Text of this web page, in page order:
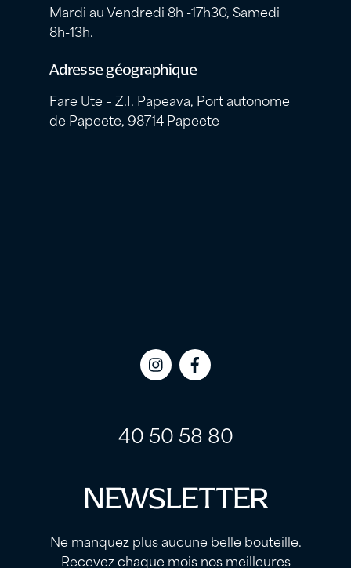
Mardi au Vendredi 8h -17h30, Samedi
8h-13h.
Adresse géographique
Fare Ute – Z.I. Papeava, Port autonome
de Papeete, 98714 Papeete
Icon
Icon
40 50 58 80
NEWSLETTER
Ne manquez plus aucune belle bouteille.
Recevez chaque mois nos meilleures